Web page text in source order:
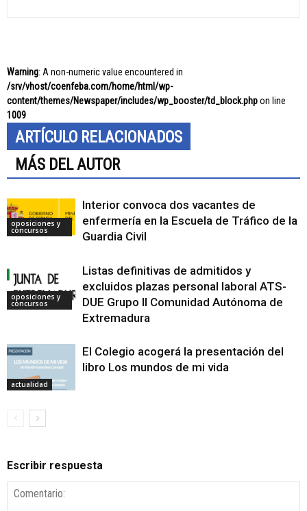
Warning: A non-numeric value encountered in
/srv/vhost/coenfeba.com/home/html/wp-
content/themes/Newspaper/includes/wp_booster/td_block.phpon line
1009
ARTÍCULO RELACIONADOS
MÁS DEL AUTOR
oposiciones y
concursos
Interior convoca dos vacantes de
enfermería en la Escuela de Tráfico de la
Guardia Civil
oposiciones y
concursos
Listas definitivas de admitidos y
excluidos plazas personal laboral ATS-
DUE Grupo II Comunidad Autónoma de
Extremadura
actualidad
El Colegio acogerá la presentación del
libro Los mundos de mi vida
Escribir respuesta